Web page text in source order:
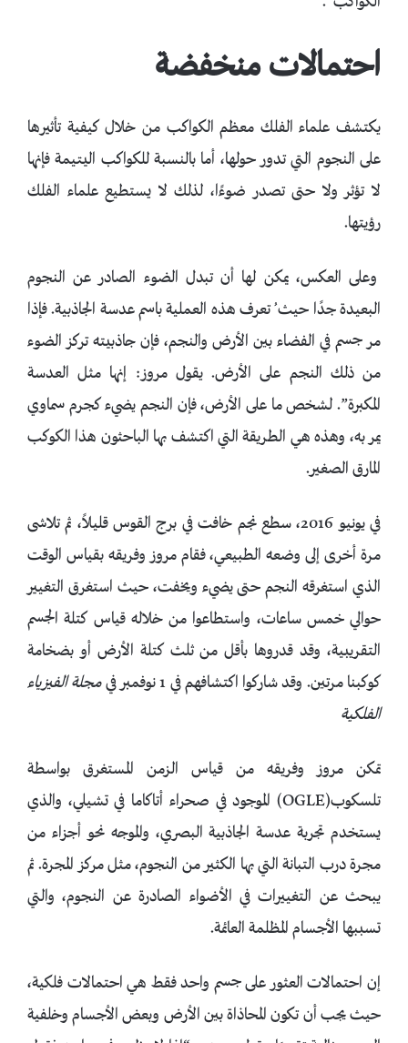
احتمالات منخفضة
يكتشف علماء الفلك معظم الكواكب من خلال كيفية تأثيرها
على النجوم التي تدور حولها، أما بالنسبة للكواكب اليتيمة فإنها
لا تؤثر ولا حتى تصدر ضوءًا، لذلك لا يستطيع علماء الفلك
رؤيتها.
وعلى العكس، يمكن لها أن تبدل الضوء الصادر عن النجوم
البعيدة جدًا حيث ُ تعرف هذه العملية باسم عدسة الجاذبية. فإذا
مر جسم في الفضاء بين الأرض والنجم، فإن جاذبيته تركز الضوء
من ذلك النجم على الأرض. يقول مروز: إنها مثل العدسة
المكبرة”. لشخص ما على الأرض، فإن النجم يضيء كجرم سماوي
يمر به، وهذه هي الطريقة التي اكتشف بها الباحثون هذا الكوكب
المارق الصغير.
في يونيو 2016، سطع نجم خافت في برج القوس قليلاً، ثم تلاشى
مرة أخرى إلى وضعه الطبيعي، فقام مروز وفريقه بقياس الوقت
الذي استغرقه النجم حتى يضيء ويخفت، حيث استغرق التغيير
حوالي خمس ساعات، واستطاعوا من خلاله قياس كتلة الجسم
التقريبية، وقد قدروها بأقل من ثلث كتلة الأرض أو بضخامة
كوكبنا مرتين. وقد شاركوا اكتشافهم في 1 نوفمبر في
مجلة الفيزياء
الفلكية
تمكن مروز وفريقه من قياس الزمن المستغرق بواسطة
تلسكوب(OGLE) الموجود في صحراء أتاكاما في تشيلي، والذي
يستخدم تجربة عدسة الجاذبية البصري، والموجه نحو أجزاء من
مجرة درب التبانة التي بها الكثير من النجوم، مثل مركز المجرة. ثم
يبحث عن التغييرات في الأضواء الصادرة عن النجوم، والتي
تسببها الأجسام المظلمة العائمة.
إن احتمالات العثور على جسم واحد فقط هي احتمالات فلكية،
حيث يجب أن تكون المحاذاة بين الأرض وبعض الأجسام وخلفية